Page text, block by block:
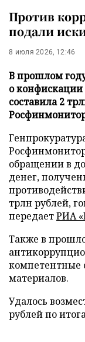
Против
подали
8 июля 2026, 12:46
В прошлом
о
составила 2
обращении в
денег,
трлн рублей,
передаетРИА
Также в
компетентные
материалов.
Удалось
рублей по